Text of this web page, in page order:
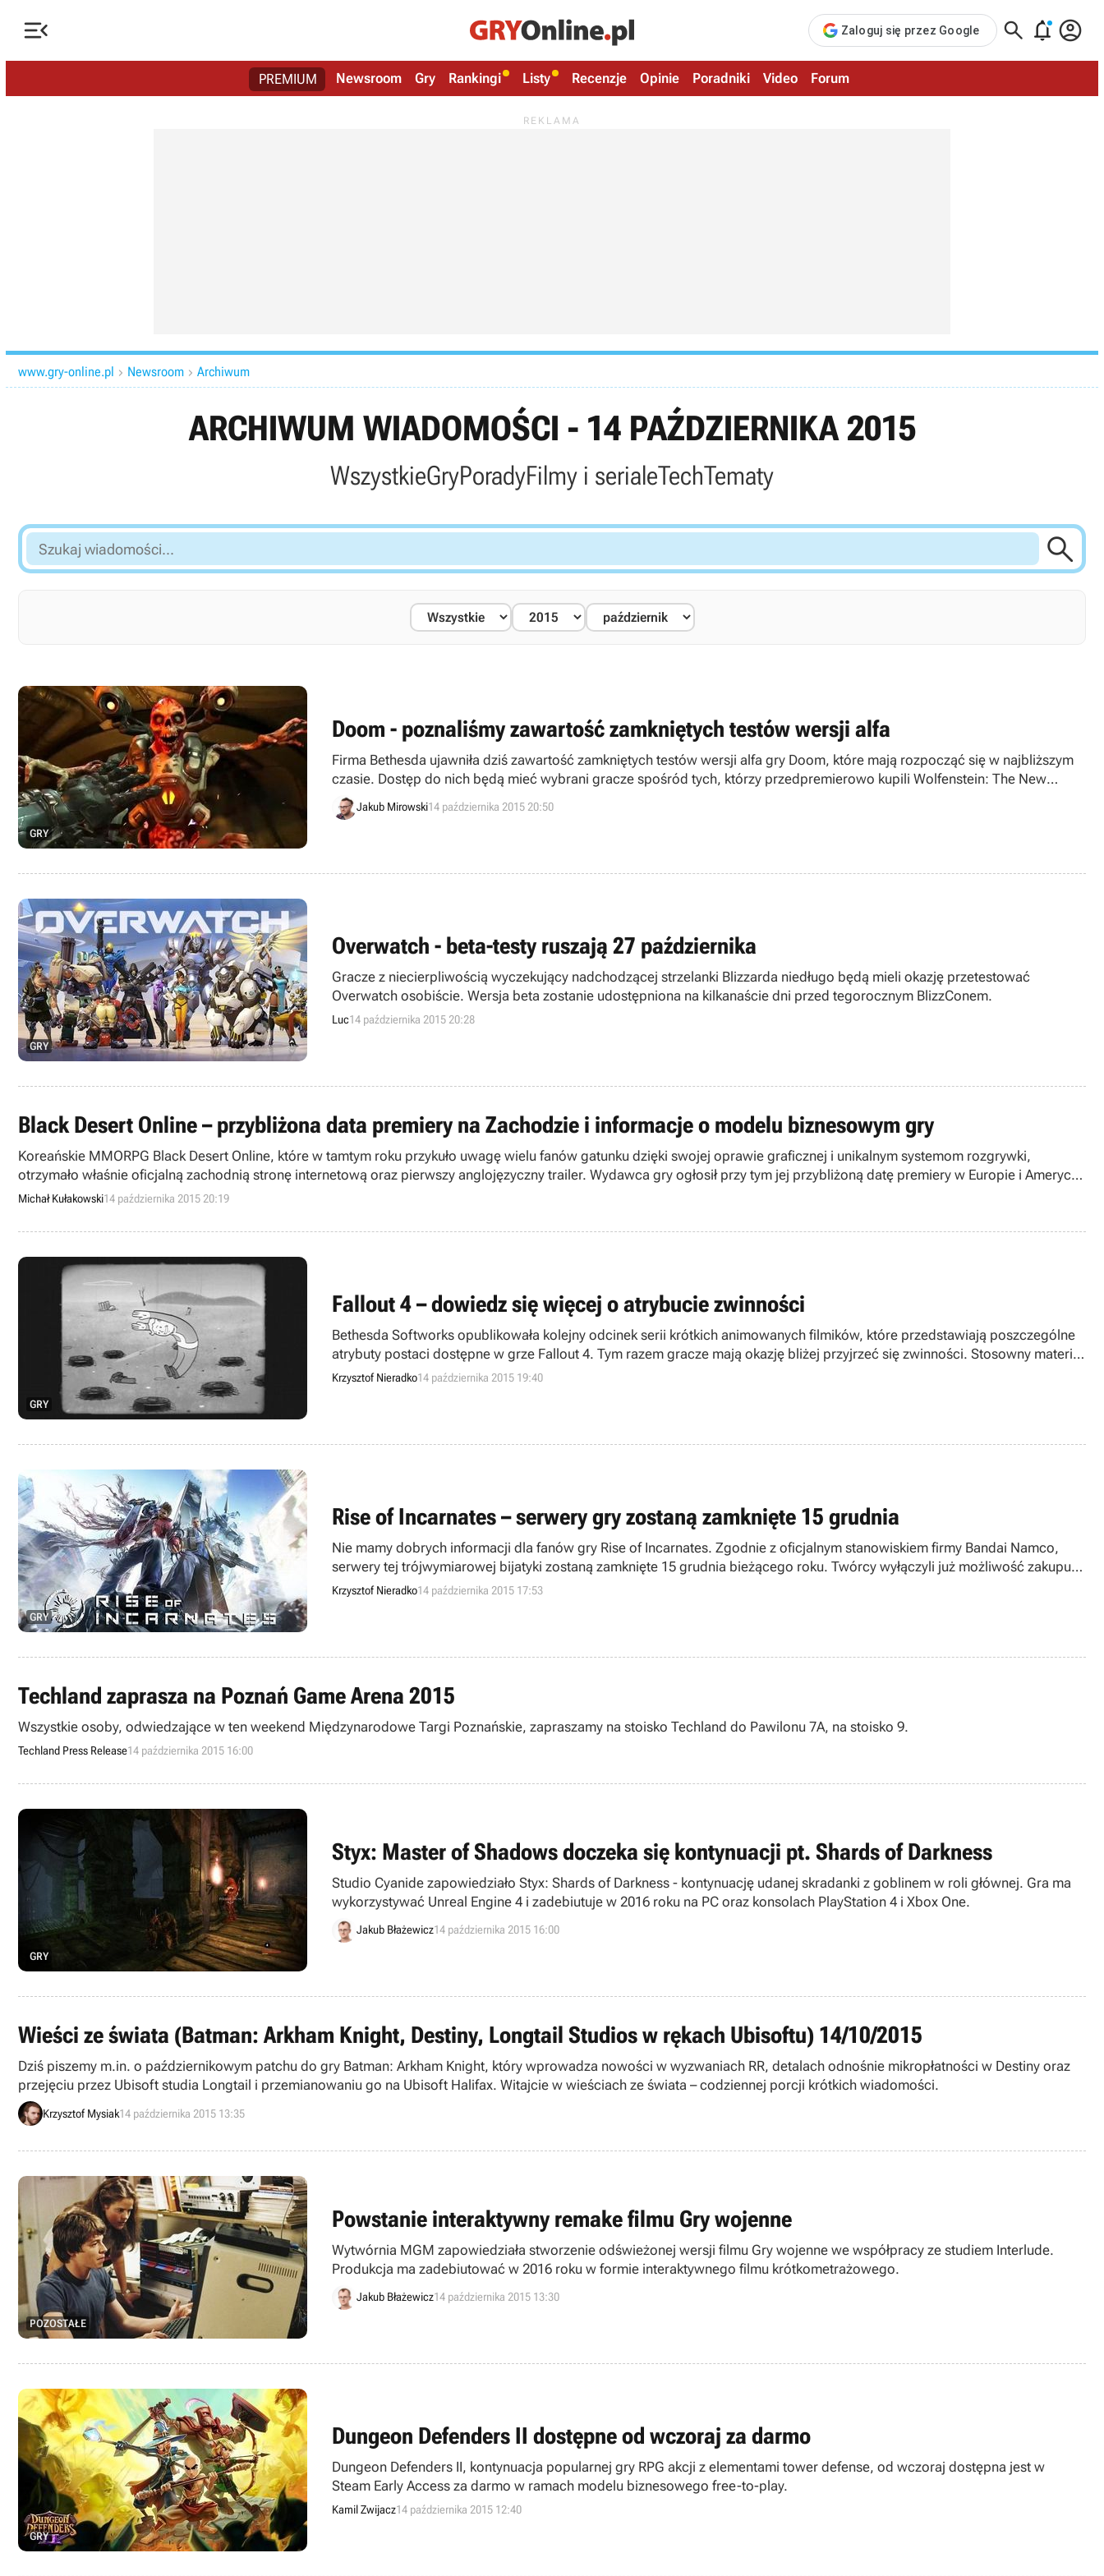
 Zaloguj się przez Google   
PREMIUM Newsroom Gry Rankingi Listy Recenzje Opinie Poradniki Video Forum
www.gry-online.pl  Newsroom  Archiwum
ARCHIWUM WIADOMOŚCI - 14 PAŹDZIERNIKA 2015
WszystkieGryPoradyFilmy i serialeTechTematy
Szukaj
wiadomości...

GRY
Doom - poznaliśmy zawartość zamkniętych testów wersji alfa
Firma Bethesda ujawniła dziś zawartość zamkniętych testów wersji alfa gry Doom, które mają rozpocząć się w najbliższym
czasie. Dostęp do nich będą mieć wybrani gracze spośród tych, którzy przedpremierowo kupili Wolfenstein: The New
Order.
Jakub Mirowski14 października 2015 20:50
GRY
Overwatch - beta-testy ruszają 27 października
Gracze z niecierpliwością wyczekujący nadchodzącej strzelanki Blizzarda niedługo będą mieli okazję przetestować
Overwatch osobiście. Wersja beta zostanie udostępniona na kilkanaście dni przed tegorocznym BlizzConem.
Luc14 października 2015 20:28
Black Desert Online – przybliżona data premiery na Zachodzie i informacje o modelu biznesowym gry
Koreańskie MMORPG Black Desert Online, które w tamtym roku przykuło uwagę wielu fanów gatunku dzięki swojej oprawie graficznej i unikalnym systemom rozgrywki,
otrzymało właśnie oficjalną zachodnią stronę internetową oraz pierwszy anglojęzyczny trailer. Wydawca gry ogłosił przy tym jej przybliżoną datę premiery w Europie i Ameryce
Północnej oraz planowany model biznesowy.
Michał Kułakowski14 października 2015 20:19
GRY
Fallout 4 – dowiedz się więcej o atrybucie zwinności
Bethesda Softworks opublikowała kolejny odcinek serii krótkich animowanych filmików, które przedstawiają poszczególne
atrybuty postaci dostępne w grze Fallout 4. Tym razem gracze mają okazję bliżej przyjrzeć się zwinności. Stosowny materiał
wideo z napisami w rodzimym języku znajdziecie w rozwinięciu.
Krzysztof Nieradko14 października 2015 19:40
GRY
Rise of Incarnates – serwery gry zostaną zamknięte 15 grudnia
Nie mamy dobrych informacji dla fanów gry Rise of Incarnates. Zgodnie z oficjalnym stanowiskiem firmy Bandai Namco,
serwery tej trójwymiarowej bijatyki zostaną zamknięte 15 grudnia bieżącego roku. Twórcy wyłączyli już możliwość zakupu
wirtualnej waluty udostępnionej we wspomnianym tytule.
Krzysztof Nieradko14 października 2015 17:53
Techland zaprasza na Poznań Game Arena 2015
Wszystkie osoby, odwiedzające w ten weekend Międzynarodowe Targi Poznańskie, zapraszamy na stoisko Techland do Pawilonu 7A, na stoisko 9.
Techland Press Release14 października 2015 16:00
GRY
Styx: Master of Shadows doczeka się kontynuacji pt. Shards of Darkness
Studio Cyanide zapowiedziało Styx: Shards of Darkness - kontynuację udanej skradanki z goblinem w roli głównej. Gra ma
wykorzystywać Unreal Engine 4 i zadebiutuje w 2016 roku na PC oraz konsolach PlayStation 4 i Xbox One.
Jakub Błażewicz14 października 2015 16:00
Wieści ze świata (Batman: Arkham Knight, Destiny, Longtail Studios w rękach Ubisoftu) 14/10/2015
Dziś piszemy m.in. o październikowym patchu do gry Batman: Arkham Knight, który wprowadza nowości w wyzwaniach RR, detalach odnośnie mikropłatności w Destiny oraz
przejęciu przez Ubisoft studia Longtail i przemianowaniu go na Ubisoft Halifax. Witajcie w wieściach ze świata – codziennej porcji krótkich wiadomości.
Krzysztof Mysiak14 października 2015 13:35
POZOSTAŁE
Powstanie interaktywny remake filmu Gry wojenne
Wytwórnia MGM zapowiedziała stworzenie odświeżonej wersji filmu Gry wojenne we współpracy ze studiem Interlude.
Produkcja ma zadebiutować w 2016 roku w formie interaktywnego filmu krótkometrażowego.
Jakub Błażewicz14 października 2015 13:30
GRY
Dungeon Defenders II dostępne od wczoraj za darmo
Dungeon Defenders II, kontynuacja popularnej gry RPG akcji z elementami tower defense, od wczoraj dostępna jest w
Steam Early Access za darmo w ramach modelu biznesowego free-to-play.
Kamil Zwijacz14 października 2015 12:40